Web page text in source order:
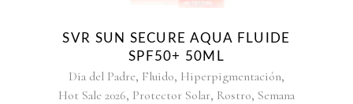
SVR SUN SECURE AQUA FLUIDE
SPF50+ 50ML
Dia del Padre, Fluido, Hiperpigmentación,
Hot Sale 2026, Protector Solar, Rostro, Semana